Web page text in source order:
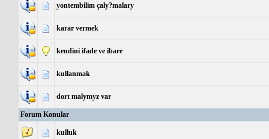
yontembilim çaly?malary
karar vermek
kendini ifade ve ibare
kullanmak
dort malymyz var
Forum Konular
kulluk